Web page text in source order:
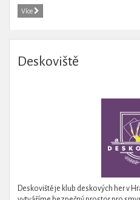
Více
Deskoviště
Deskoviště je klub deskových her v